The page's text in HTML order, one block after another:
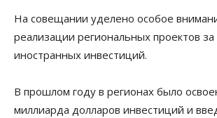
На совещании уделено особое
реализации региональных проектов
иностранных инвестиций.
В прошлом году в регионах было
миллиарда долларов инвестиций и